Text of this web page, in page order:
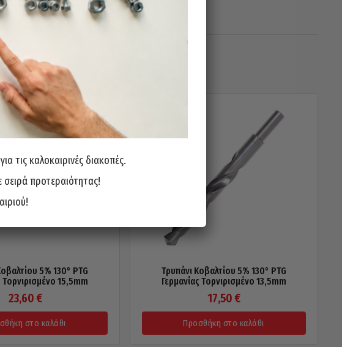
5% 130° PTG
Τορνιρισμένο 15,5mm
23,60 €
στο καλάθι
Τρυπάνι Κοβαλτίου 5% 130° PTG
Γερμανίας Τορνιρισμένο 13,5mm
17,50 €
Προσθήκη στο καλάθι
τις καλοκαιρινές διακοπές.
προτεραιότητας!